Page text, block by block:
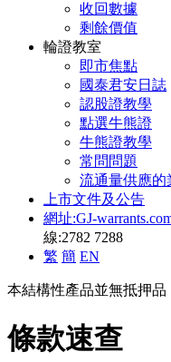
收回數據
剩餘價值
輪證教室
即市焦點
國泰君安日誌
認股證教學
點選牛熊證
牛熊證教學
常問問題
流通量供應的
上市文件及公告
網址:GJ-
線:2782 7288
繁 簡 EN
本結構性產品並無抵押品
條款速查